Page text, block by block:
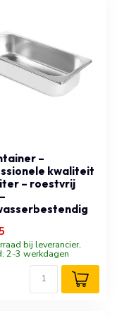
–
kwaliteit
– roestvrij
bij leverancier,
2-3 werkdagen